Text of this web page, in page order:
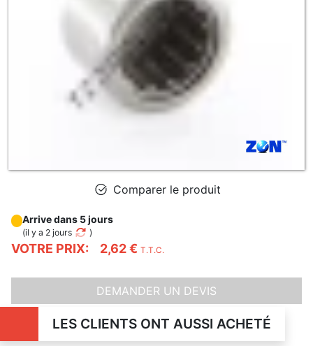
Comparer le produit
VOTRE PRIX: 2,62 € T.T.C.
Arrive dans 5 jours
(il y a 2 jours )
DEMANDER UN DEVIS
LES CLIENTS ONT AUSSI ACHETÉ